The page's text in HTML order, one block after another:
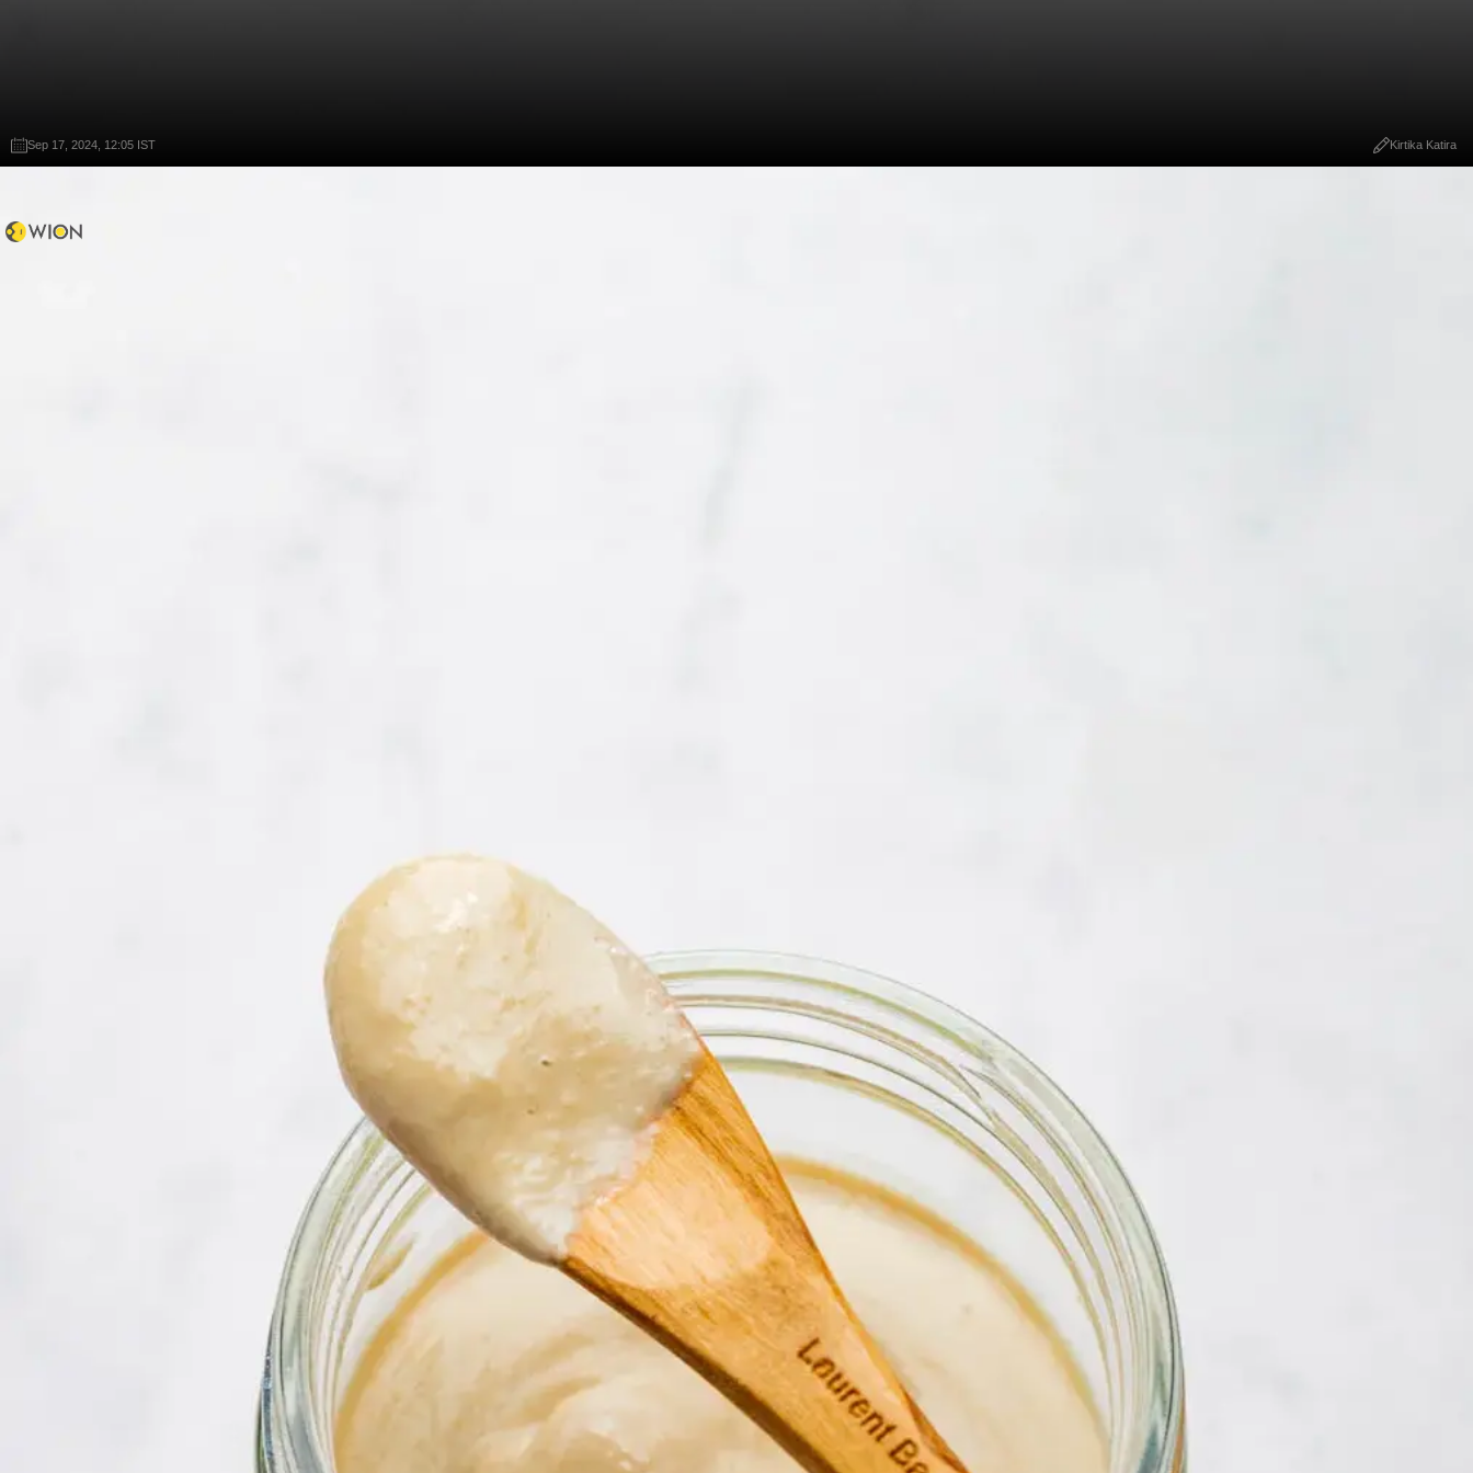
Sep 17, 2024, 12:05 IST Kirtika Katira